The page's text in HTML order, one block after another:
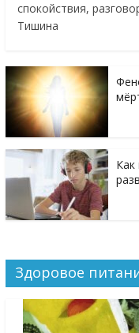
спокойствия,
Тишина
Как
Здоровое